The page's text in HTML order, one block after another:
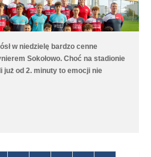
w niedzielę bardzo cenne
Sokołowo. Choć na stadionie
już od 2. minuty to emocji nie